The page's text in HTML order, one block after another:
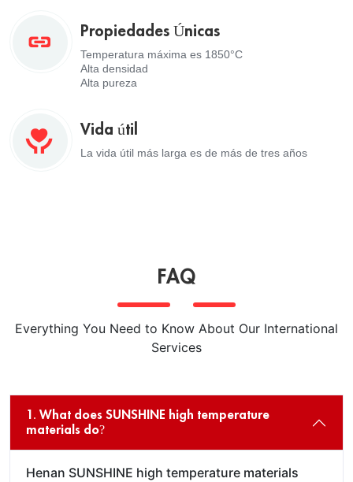
Propiedades Únicas
Temperatura máxima es 1850°C
Alta densidad
Alta pureza
Vida útil
La vida útil más larga es de más de tres años
FAQ
Everything You Need to Know About Our International
Services
1. What does SUNSHINE high temperature
materials do?
Henan SUNSHINE high temperature materials